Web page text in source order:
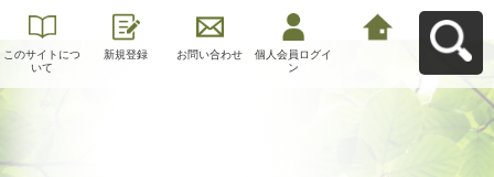
このサイトにつ
いて
新規登録 お問い合わせ
個人会員ログイ
ン